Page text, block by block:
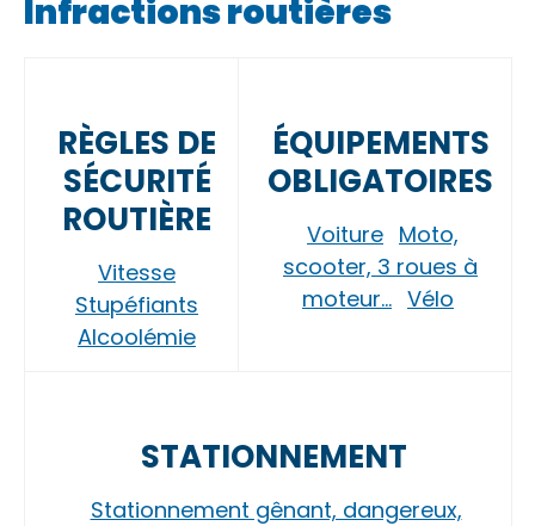
Infractions routières
RÈGLES DE
SÉCURITÉ
ROUTIÈRE
Vitesse
Stupéfiants
Alcoolémie
ÉQUIPEMENTS
OBLIGATOIRES
Voiture Moto,
scooter, 3 roues à
moteur… Vélo
STATIONNEMENT
Stationnement gênant, dangereux,